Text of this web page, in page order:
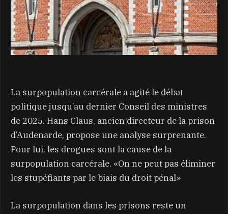
La surpopulation carcérale a agité le débat
politique jusqu’au dernier Conseil des ministres
de 2025. Hans Claus, ancien directeur de la prison
d’Audenarde, propose une analyse surprenante.
Pour lui, les drogues sont la cause de la
surpopulation carcérale. «On ne peut pas éliminer
les stupéfiants par le biais du droit pénal»
La surpopulation dans les prisons reste un